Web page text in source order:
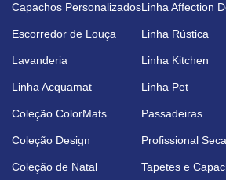
Capachos Personalizados
Escorredor de Louça
Lavanderia
Linha Acquamat
Coleção ColorMats
Coleção Design
Coleção de Natal
Linha Affection
Linha Rústica
Linha Kitchen
Linha Pet
Passadeiras
Profissional
Tapetes e